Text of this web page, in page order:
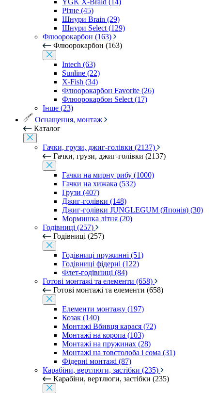
YGK X-Braid (14)
Різне (45)
Шнури Brain (29)
Шнури Select (129)
Флюорокарбон (163)
Флюорокарбон (163)
Intech (63)
Sunline (22)
X-Fish (34)
Флюорокарбон Favorite (26)
Флюорокарбон Select (17)
Інше (23)
Оснащення, монтаж
Каталог
Гачки, грузи, джиг-голівки (2137)
Гачки, грузи, джиг-голівки (2137)
Гачки на мирну рибу (1000)
Гачки на хижака (532)
Грузи (407)
Джиг-голівки (148)
Джиг-голівки JUNGLEGUM (Японія) (30)
Мормишка літня (20)
Годівниці (257)
Годівниці (257)
Годівниці пружинні (51)
Годівниці фідерні (122)
Флет-годівниці (84)
Готові монтажі та елементи (658)
Готові монтажі та елементи (658)
Елементи монтажу (197)
Козак (140)
Монтажі Вбивця карася (72)
Монтажі на коропа (103)
Монтажі на пружинах (28)
Монтажі на товстолоба і сома (31)
Фідерні монтажі (87)
Карабіни, вертлюги, застібки (235)
Карабіни, вертлюги, застібки (235)